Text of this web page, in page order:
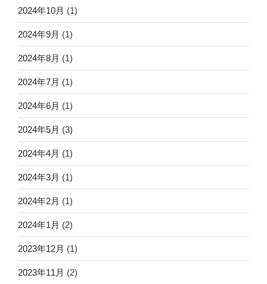
2024年10月 (1)
2024年9月 (1)
2024年8月 (1)
2024年7月 (1)
2024年6月 (1)
2024年5月 (3)
2024年4月 (1)
2024年3月 (1)
2024年2月 (1)
2024年1月 (2)
2023年12月 (1)
2023年11月 (2)